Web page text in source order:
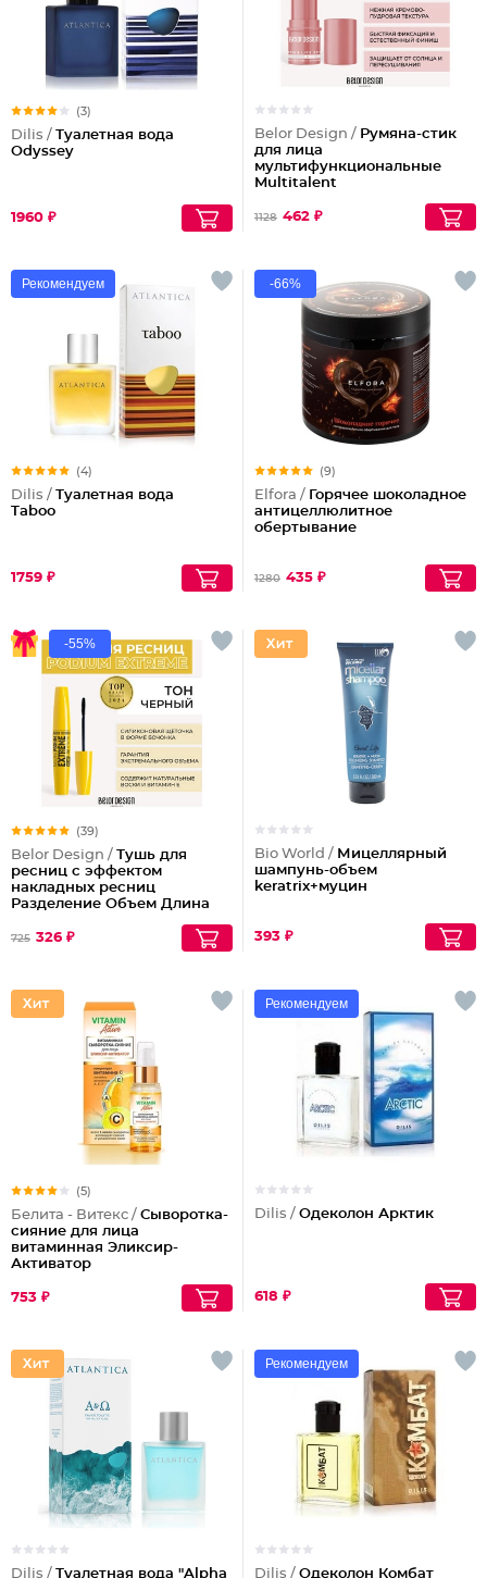
(3)
Dilis / Туалетная вода
Odyssey
1960 ₽
Belor Design / Румяна-стик
для лица
мультифункциональные
Multitalent
1128 462 ₽
Рекомендуем
(4)
Dilis / Туалетная вода
Taboo
1759 ₽
-66%
(9)
Elfora / Горячее шоколадное
антицеллюлитное
обертывание
1280 435 ₽
-55%
(39)
Belor Design / Тушь для
ресниц с эффектом
накладных ресниц
Разделение Объем Длина
725 326 ₽
Bio World / Мицеллярный
шампунь-объем
keratrix+муцин
393 ₽
(5)
Белита - Витекс / Сыворотка-
сияние для лица
витаминная Эликсир-
Активатор
753 ₽
Рекомендуем
Dilis / Одеколон Арктик
618 ₽
Dilis / Туалетная вода "Alpha
Рекомендуем
Dilis / Одеколон Комбат